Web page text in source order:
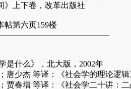
》上下卷，改革出版社
帖第六页159楼
是什么》，北大版，2002年
唐少杰 等译：《社会学的理论逻
贾春增 等译：《社会学二十讲：